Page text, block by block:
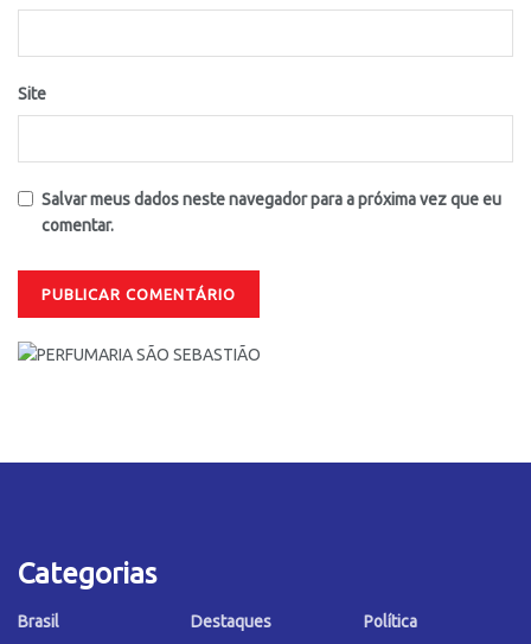
Site
Salvar meus dados neste navegador para a próxima vez que eu
comentar.
Categorias
Brasil
Destaques
Política